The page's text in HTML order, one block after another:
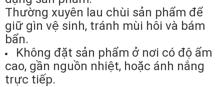
Thường xuyên lau chùi sản phẩm để
giữ gìn vệ sinh, tránh mùi hôi và bám
bẩn.
Không đặt sản phẩm ở nơi có độ ẩm
cao, gần nguồn nhiệt, hoặc ánh nắng
trực tiếp.